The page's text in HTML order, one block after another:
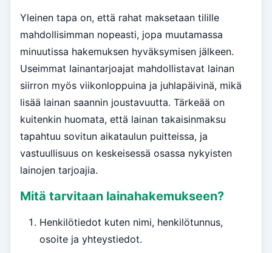
Yleinen tapa on, että rahat maksetaan tilille
mahdollisimman nopeasti, jopa muutamassa
minuutissa hakemuksen hyväksymisen jälkeen.
Useimmat lainantarjoajat mahdollistavat lainan
siirron myös viikonloppuina ja juhlapäivinä, mikä
lisää lainan saannin joustavuutta. Tärkeää on
kuitenkin huomata, että lainan takaisinmaksu
tapahtuu sovitun aikataulun puitteissa, ja
vastuullisuus on keskeisessä osassa nykyisten
lainojen tarjoajia.
Mitä tarvitaan lainahakemukseen?
Henkilötiedot kuten nimi, henkilötunnus,
osoite ja yhteystiedot.